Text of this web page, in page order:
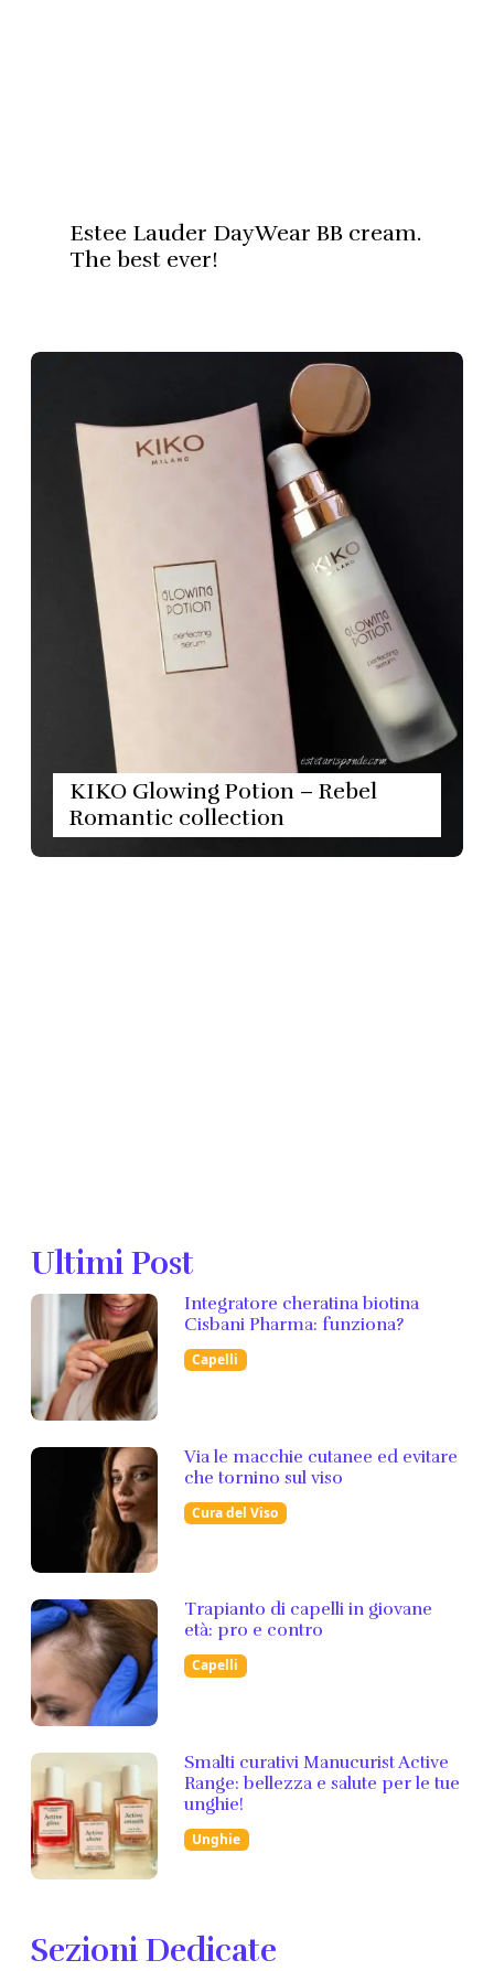
Estee Lauder DayWear BB cream.
The best ever!
KIKO Glowing Potion – Rebel
Romantic collection
Ultimi Post
Integratore cheratina biotina
Cisbani Pharma: funziona?
Capelli
Via le macchie cutanee ed evitare
che tornino sul viso
Cura del Viso
Trapianto di capelli in giovane
età: pro e contro
Capelli
Smalti curativi Manucurist Active
Range: bellezza e salute per le tue
unghie!
Unghie
Sezioni Dedicate